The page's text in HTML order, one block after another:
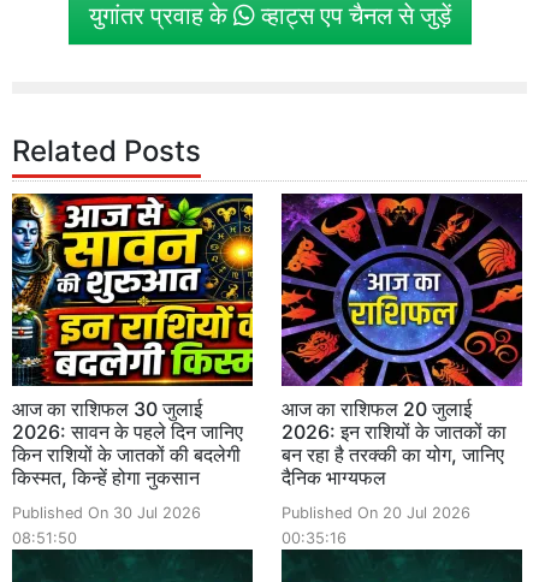
युगांतर प्रवाह के व्हाट्स एप चैनल से जुड़ें
Related Posts
आज का राशिफल 30 जुलाई
2026: सावन के पहले दिन जानिए
किन राशियों के जातकों की बदलेगी
किस्मत, किन्हें होगा नुकसान
Published On 30 Jul 2026
08:51:50
आज का राशिफल 20 जुलाई
2026: इन राशियों के जातकों का
बन रहा है तरक्की का योग, जानिए
दैनिक भाग्यफल
Published On 20 Jul 2026
00:35:16